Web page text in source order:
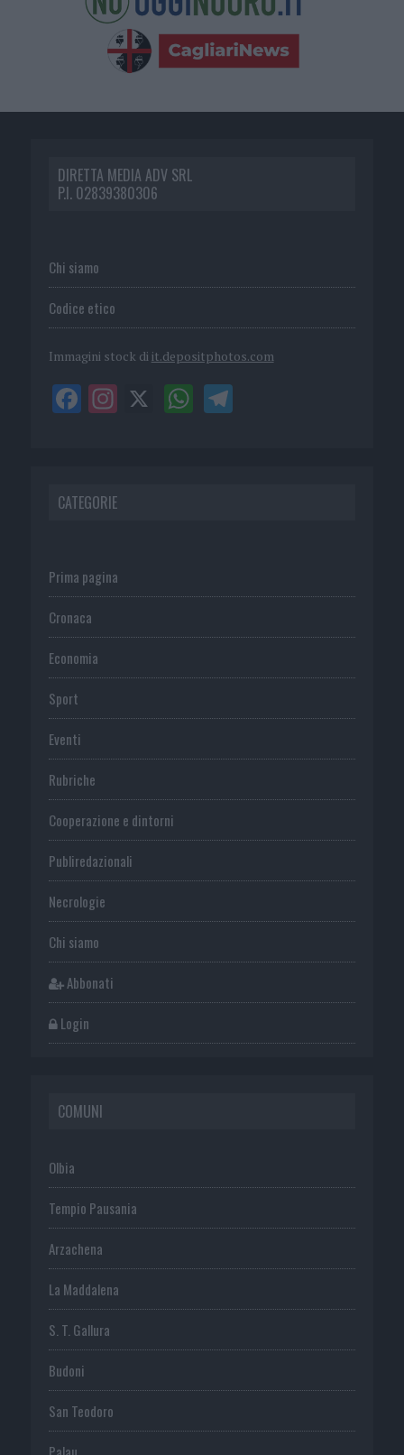
DIRETTA MEDIA ADV SRL
P.I. 02839380306
Chi siamo
Codice etico
Immagini stock di it.depositphotos.com
CATEGORIE
Prima pagina
Cronaca
Economia
Sport
Eventi
Rubriche
Cooperazione e dintorni
Publiredazionali
Necrologie
Chi siamo
Abbonati
Login
COMUNI
Olbia
Tempio Pausania
Arzachena
La Maddalena
S. T. Gallura
Budoni
San Teodoro